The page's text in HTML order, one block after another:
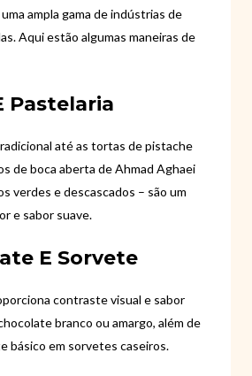
ampla gama de indústrias de
Aqui estão algumas maneiras de
Pastelaria
até as tortas de pistache
de boca aberta de Ahmad Aghaei
verdes e descascados – são um
e sabor suave.
E Sorvete
contraste visual e sabor
branco ou amargo, além de
básico em sorvetes caseiros.